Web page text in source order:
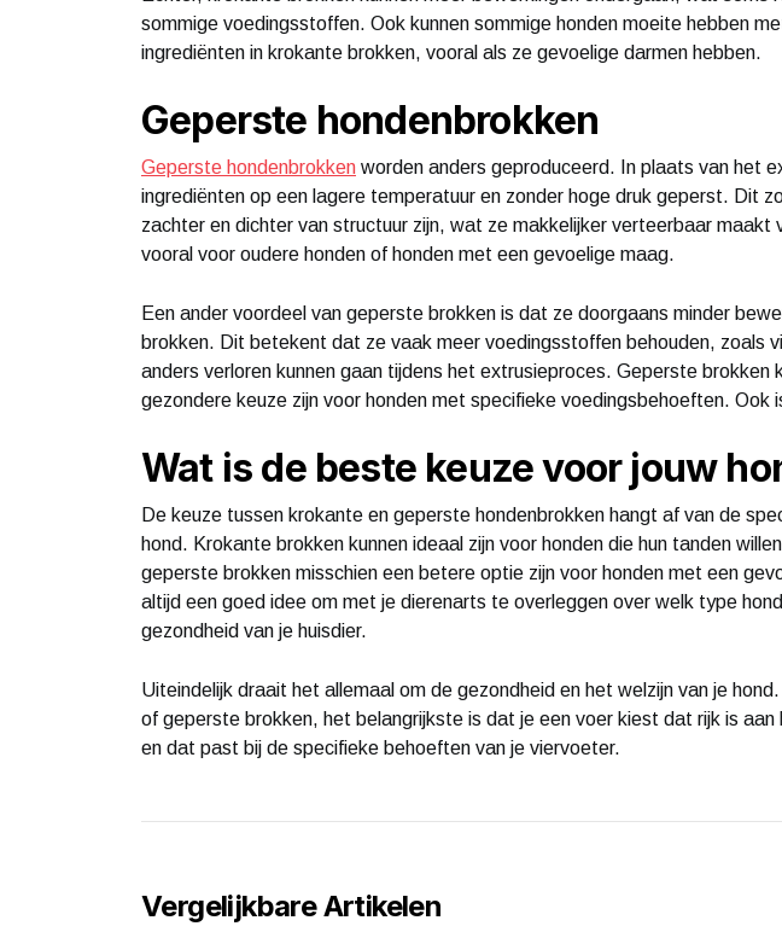
sommige voedingsstoffen. Ook kunnen sommige honden moeite hebben
ingrediënten in krokante brokken, vooral als ze gevoelige darmen hebben.
Geperste hondenbrokken
Geperste hondenbrokken worden anders geproduceerd. In plaats van het
ingrediënten op een lagere temperatuur en zonder hoge druk geperst. Dit
zachter en dichter van structuur zijn, wat ze makkelijker verteerbaar maakt
vooral voor oudere honden of honden met een gevoelige maag.
Een ander voordeel van geperste brokken is dat ze doorgaans minder
brokken. Dit betekent dat ze vaak meer voedingsstoffen behouden, zoals
anders verloren kunnen gaan tijdens het extrusieproces. Geperste brokken
gezondere keuze zijn voor honden met specifieke voedingsbehoeften. Ook
Wat is de beste keuze voor jouw
De keuze tussen krokante en geperste hondenbrokken hangt af van de
hond. Krokante brokken kunnen ideaal zijn voor honden die hun tanden
geperste brokken misschien een betere optie zijn voor honden met een
altijd een goed idee om met je dierenarts te overleggen over welk type
gezondheid van je huisdier.
Uiteindelijk draait het allemaal om de gezondheid en het welzijn van je
of geperste brokken, het belangrijkste is dat je een voer kiest dat rijk is aan
en dat past bij de specifieke behoeften van je viervoeter.
Vergelijkbare Artikelen